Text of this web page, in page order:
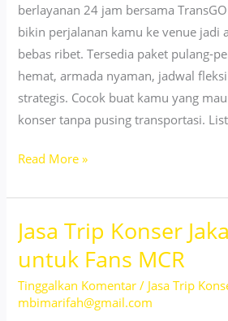
berlayanan 24 jam bersama
bikin perjalanan kamu ke venue jadi
bebas ribet. Tersedia paket pulang-
hemat, armada nyaman, jadwal
strategis. Cocok buat kamu yang
konser tanpa pusing transportasi. List
Jasa
Konser
Jakarta
2026
Buat
Fans
Aespa
Read More »
Jasa Trip Konser
untuk Fans MCR
Tinggalkan Komentar / Jasa Trip
mbimarifah@gmail.com